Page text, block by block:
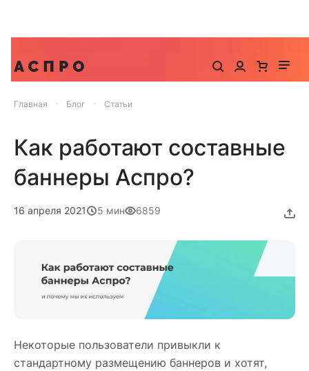
Главная Блог Статьи
Как работают составные
баннеры Аспро?
16 апреля 2021 5 мин 6859
Некоторые пользователи привыкли к
стандартному размещению баннеров и хотят,